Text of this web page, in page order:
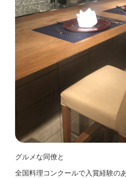
グルメな同僚と
全国料理コンクールで入賞経験の